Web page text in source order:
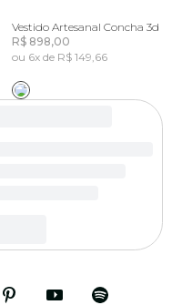
Vestido Artesanal Concha 3d
R$ 898,00
ou 6x de R$ 149,66